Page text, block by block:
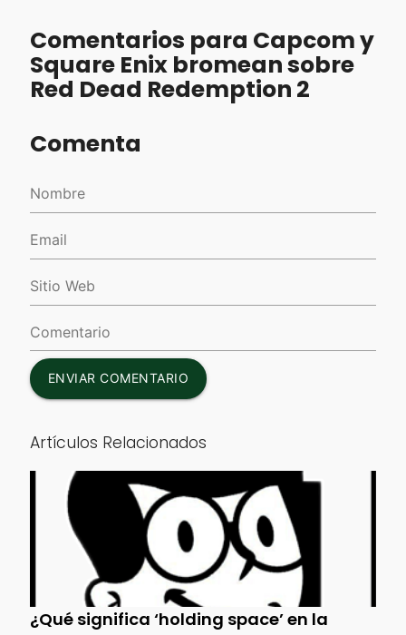
Comentarios para Capcom y
Square Enix bromean sobre
Red Dead Redemption 2
Comenta
ENVIAR COMENTARIO
Artículos Relacionados
¿Qué significa ‘holding space’ en la